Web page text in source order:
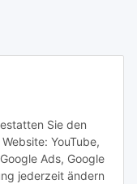
Sie den
YouTube,
Ads, Google
jederzeit ändern